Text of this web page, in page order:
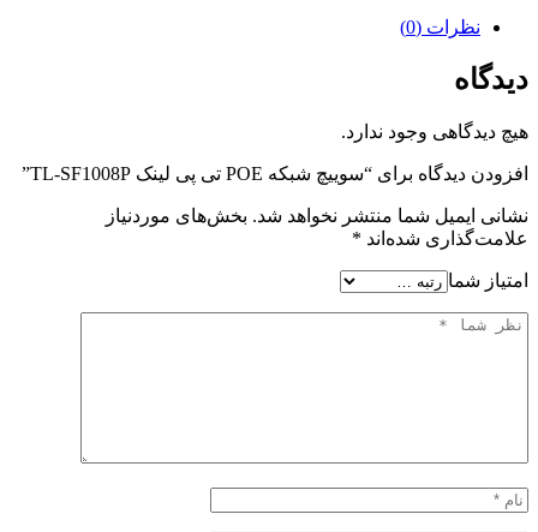
نظرات (0)
دیدگاه
هیچ دیدگاهی وجود ندارد.
افزودن دیدگاه برای “سوییچ شبکه POE تی پی لینک TL-SF1008P”
نشانی ایمیل شما منتشر نخواهد شد. بخش‌های موردنیاز
علامت‌گذاری شده‌اند *
امتیاز شما